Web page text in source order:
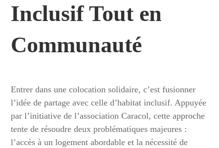
Inclusif Tout en
Communauté
Entrer dans une colocation solidaire, c’est fusionner
l’idée de partage avec celle d’habitat inclusif. Appuyée
par l’initiative de l’association Caracol, cette approche
tente de résoudre deux problématiques majeures :
l’accès à un logement abordable et la nécessité de